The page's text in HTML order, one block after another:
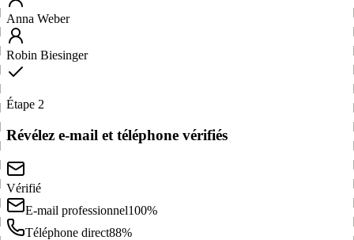
Anna Weber
Robin Biesinger
Étape 2
Révélez e-mail et téléphone vérifiés
Vérifié
E-mail professionnel100%
Téléphone direct88%